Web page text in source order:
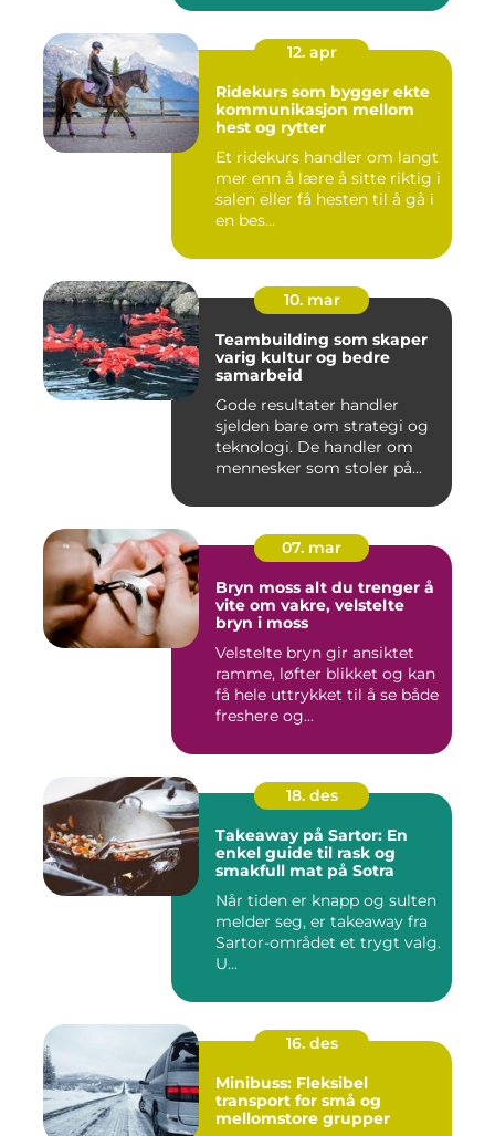
12. apr
Ridekurs som bygger ekte
kommunikasjon mellom
hest og rytter
Et ridekurs handler om langt
mer enn å lære å sitte riktig i
salen eller få hesten til å gå i
en bes...
10. mar
Teambuilding som skaper
varig kultur og bedre
samarbeid
Gode resultater handler
sjelden bare om strategi og
teknologi. De handler om
mennesker som stoler på...
07. mar
Bryn moss alt du trenger å
vite om vakre, velstelte
bryn i moss
Velstelte bryn gir ansiktet
ramme, løfter blikket og kan
få hele uttrykket til å se både
freshere og...
18. des
Takeaway på Sartor: En
enkel guide til rask og
smakfull mat på Sotra
Når tiden er knapp og sulten
melder seg, er takeaway fra
Sartor-området et trygt valg.
U...
16. des
Minibuss: Fleksibel
transport for små og
mellomstore grupper